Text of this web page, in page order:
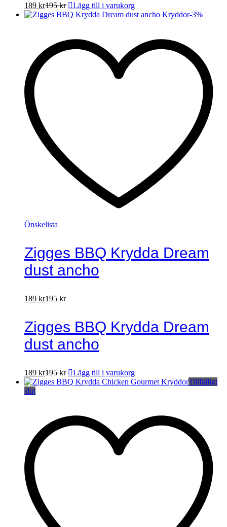
189 kr195kr
Lägg till i varukorg
-3%
Önskelista
Zigges BBQ Krydda Dream
dust ancho
189 kr195kr
Zigges BBQ Krydda Dream
dust ancho
189 kr195kr
Lägg till i varukorg
Tillfälligt
slut